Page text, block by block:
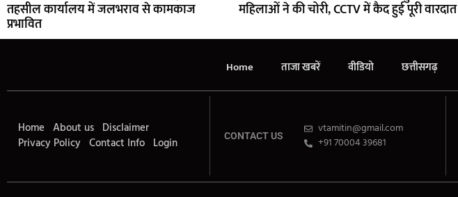
तहसील कार्यालय में जलभराव से कामकाज
प्रभावित
महिलाओं ने की चोरी, CCTV में कैद हुई पूरी वारदात
Home ताजा खबरें वीडियो छत्तीसगढ़
Home About us Disclaimer
Privacy Policy Contact Info Login CONTACT US
vtamitin@gmail.com
+91 70004 39681